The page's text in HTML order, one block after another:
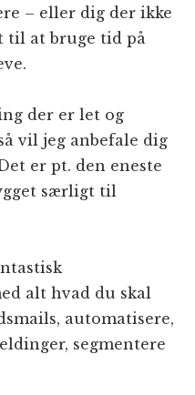
– eller dig der ikke
til at bruge tid på
der er let og
vil jeg anbefale dig
er pt. den eneste
særligt til
alt hvad du skal
automatisere,
segmentere